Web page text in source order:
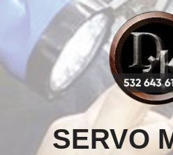
Skip
content
SERVO